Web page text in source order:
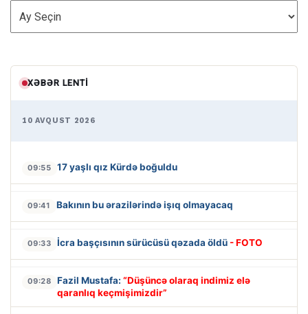
ARXİV
XƏBƏR LENTI
10 AVQUST 2026
09:55 17 yaşlı qız Kürdə boğuldu
09:41 Bakının bu ərazilərində işıq olmayacaq
09:33 İcra başçısının sürücüsü qəzada öldü - FOTO
09:28 Fazil Mustafa: “Düşüncə olaraq indimiz elə
qaranlıq keçmişimizdir”